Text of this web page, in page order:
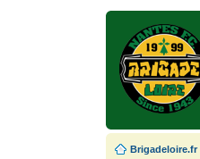
Brigadeloire.fr